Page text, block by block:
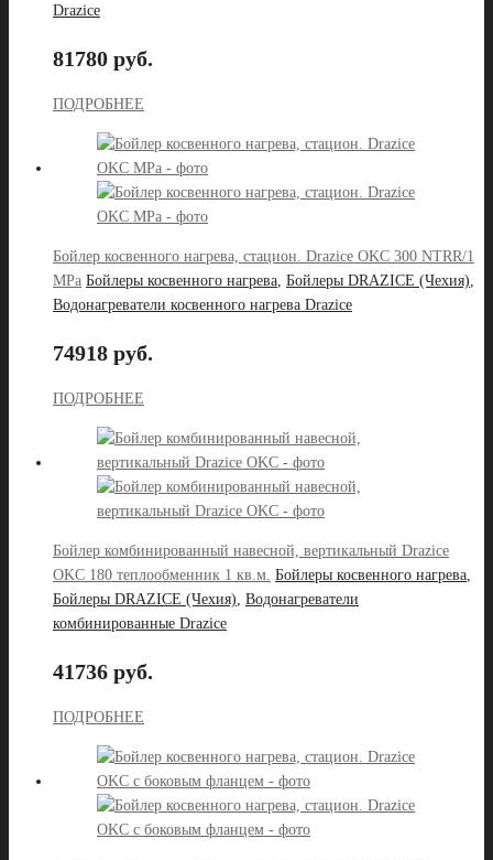
Drazice
81780 руб.
ПОДРОБНЕЕ
Бойлер косвенного нагрева, стацион. Drazice OKC 300 NTRR/1
MPa Бойлеры косвенного нагрева, Бойлеры DRAZICE (Чехия),
Водонагреватели косвенного нагрева Drazice
74918 руб.
ПОДРОБНЕЕ
Бойлер комбинированный навесной, вертикальный Drazice
OKC 180 теплообменник 1 кв.м. Бойлеры косвенного нагрева,
Бойлеры DRAZICE (Чехия), Водонагреватели
комбинированные Drazice
41736 руб.
ПОДРОБНЕЕ